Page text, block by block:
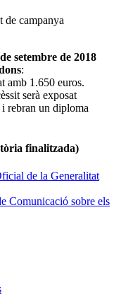
de campanya
setembre de 2018
:
amb 1.650 euros.
serà exposat
rebran un diploma
finalitzada)
de la Generalitat
Comunicació sobre els